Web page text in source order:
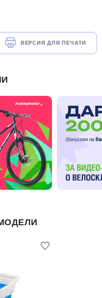
ВЕРСИЯ ДЛЯ ПЕЧАТИ